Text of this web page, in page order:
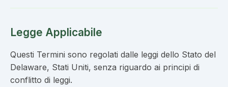
Legge Applicabile
Questi Termini sono regolati dalle leggi dello Stato del
Delaware, Stati Uniti, senza riguardo ai principi di
conflitto di leggi.